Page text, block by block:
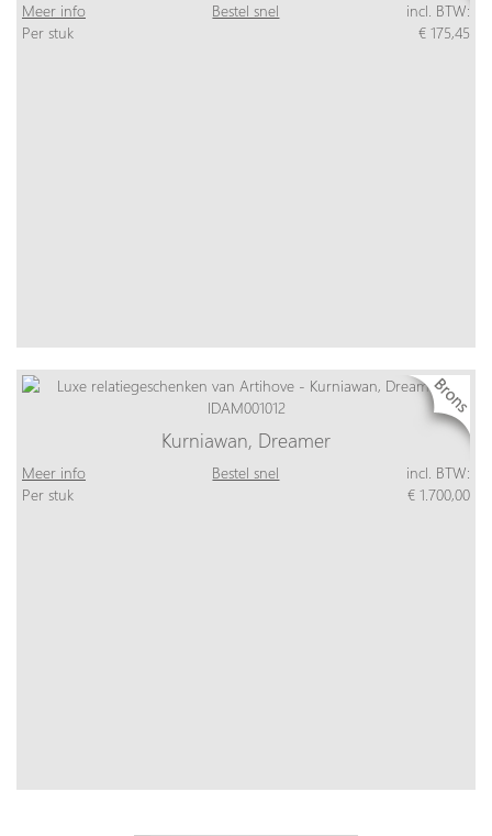
Meer info Bestel snel
incl. BTW:
Per stuk
€ 175,45
Kurniawan, Dreamer
Meer info Bestel snel
incl. BTW:
Per stuk
€ 1.700,00